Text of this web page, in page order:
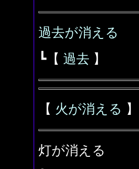
過去が消える
┗【 過去 】
【 火が消える 】
灯が消える